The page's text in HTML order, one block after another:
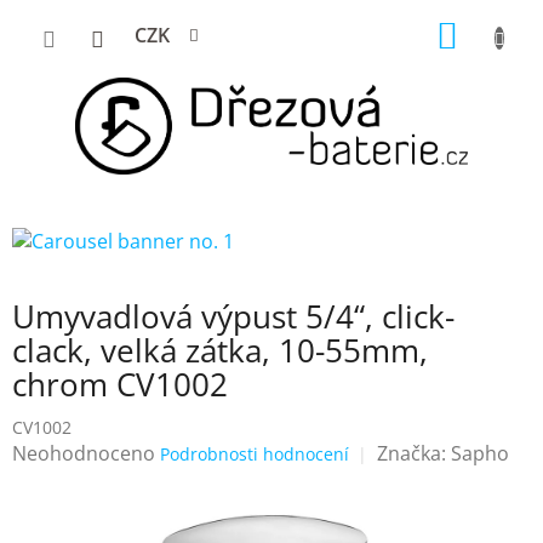
CZK
Umyvadlová výpust 5/4“, click-
clack, velká zátka, 10-55mm,
chrom CV1002
CV1002
Průměrné
Neohodnoceno Podrobnosti hodnocení Značka: Sapho